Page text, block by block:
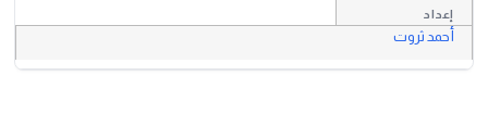
أحمد ثروت